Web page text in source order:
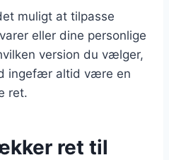
muligt at tilpasse
eller dine personlige
version du vælger,
ingefær altid være en
ret.
ret til